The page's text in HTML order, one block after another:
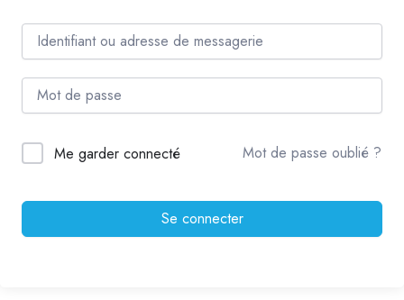
Me garder connecté Mot de passe oublié ?
Se connecter